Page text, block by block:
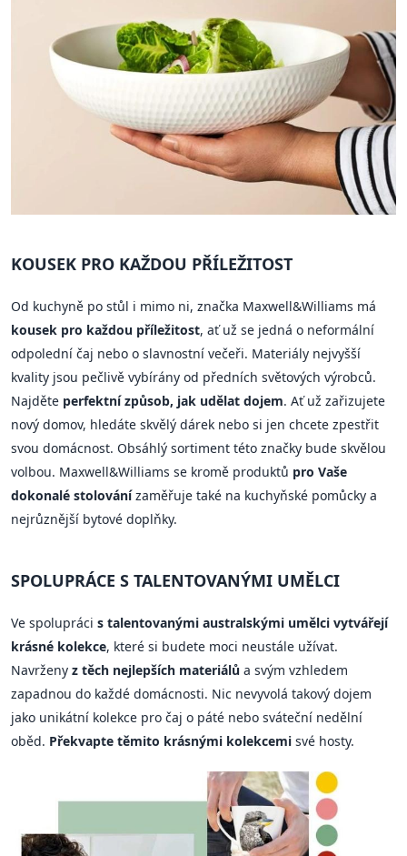
KOUSEK PRO KAŽDOU PŘÍLEŽITOST
Od kuchyně po stůl i mimo ni, značka Maxwell&Williams má
kousek pro každou příležitost, ať už se jedná o neformální
odpolední čaj nebo o slavnostní večeři. Materiály nejvyšší
kvality jsou pečlivě vybírány od předních světových výrobců.
Najděte perfektní způsob, jak udělat dojem. Ať už zařizujete
nový domov, hledáte skvělý dárek nebo si jen chcete zpestřit
svou domácnost. Obsáhlý sortiment této značky bude skvělou
volbou. Maxwell&Williams se kromě produktů pro Vaše
dokonalé stolovánízaměřuje také na kuchyňské pomůcky a
nejrůznější bytové doplňky.
SPOLUPRÁCE S TALENTOVANÝMI UMĚLCI
Ve spolupráci s talentovanými australskými umělci vytvářejí
krásné kolekce, které si budete moci neustále užívat.
Navrženy z těch nejlepších materiálů a svým vzhledem
zapadnou do každé domácnosti. Nic nevyvolá takový dojem
jako unikátní kolekce pro čaj o páté nebo sváteční nedělní
oběd. Překvapte těmito krásnými kolekcemi své hosty.